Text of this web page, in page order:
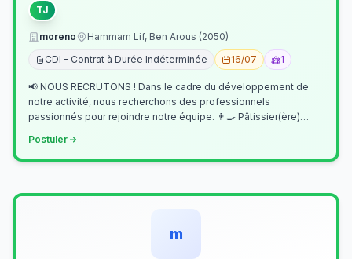
TJ
moreno
Hammam Lif, Ben Arous (2050)
CDI - Contrat à Durée Indéterminée
16/07 1
📢 NOUS RECRUTONS ! Dans le cadre du développement de
notre activité, nous recherchons des professionnels
passionnés pour rejoindre notre équipe. 👨‍🍳 Pâtissier(ère)
Postuler
m